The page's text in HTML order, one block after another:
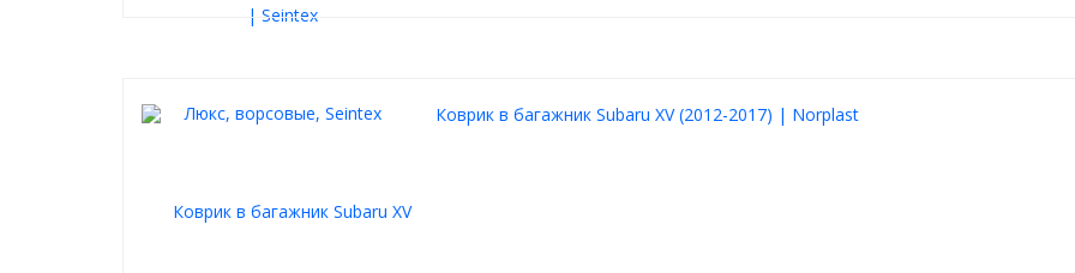
Коврик в багажник Subaru XV (2012-2017) | Norplast